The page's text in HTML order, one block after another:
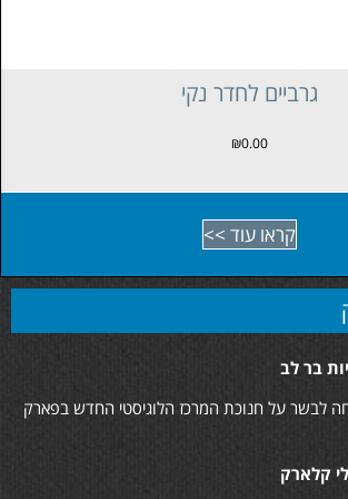
גרביים לחדר נקי
₪0.00
קראו עוד >>
בר לב
לבשר על חנוכת המרכז הלוגיסטי החדש בפארק
קלארק